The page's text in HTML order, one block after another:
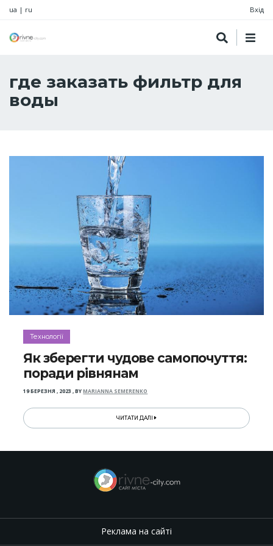
ua | ru Вхід
где заказать фильтр для
воды
Технології
Як зберегти чудове самопочуття:
поради рівнянам
19 БЕРЕЗНЯ , 2023 ,BYMARIANNA SEMERENKO
ЧИТАТИ ДАЛІ
Реклама на сайті